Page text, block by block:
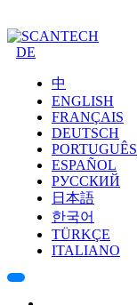
DE
中
ENGLISH
FRANÇAIS
DEUTSCH
PORTUGUÊS
ESPAÑOL
РУССКИЙ
日本語
한국어
TÜRKÇE
ITALIANO